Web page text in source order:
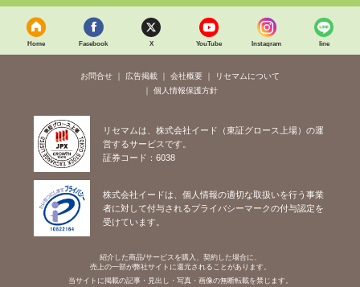
Home Facebook X YouTube Instagram line
お問合せ 広告掲載 会社概要
リセマムについて
個人情報保護方針
リセマムは、株式会社イード（東証グロース上場）の運
営するサービスです。
証券コード：6038
株式会社イードは、個人情報の適切な取扱いを行う事業
者に対して付与されるプライバシーマークの付与認定を
受けています。
紹介した商品/サービスを購入、契約した場合に、
売上の一部が弊社サイトに還元されることがあります。
当サイトに掲載の記事・見出し・写真・画像の無断転載を禁じます。